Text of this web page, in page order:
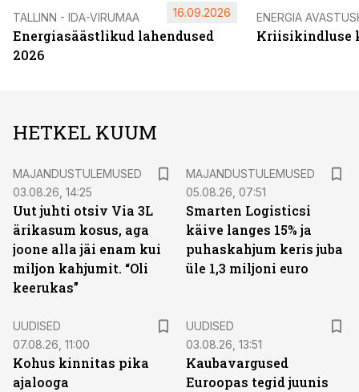
TALLINN - IDA-VIRUMAA
Energiasäästlikud lahendused
2026
16.09.2026 ENERGIA
Kriisikindluse
HETKEL KUUM
MAJANDUSTULEMUSED
03.08.26, 14:25
Uut juhti otsiv Via 3L
ärikasum kosus, aga
joone alla jäi enam kui
miljon kahjumit. “Oli
keerukas”
MAJANDUSTULEMUSED
05.08.26, 07:51
Smarten Logisticsi
käive langes 15% ja
puhaskahjum keris juba
üle 1,3 miljoni euro
UUDISED
07.08.26, 11:00
Kohus kinnitas pika
ajalooga
UUDISED
03.08.26, 13:51
Kaubavargused
Euroopas tegid juunis